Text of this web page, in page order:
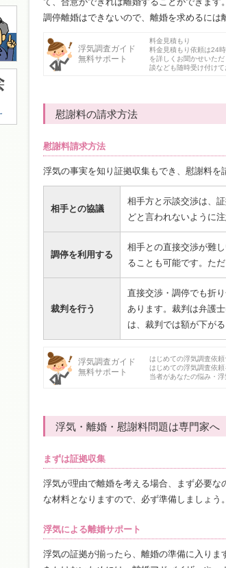
調停離婚はできないので、離婚を求めるには
浮気調査ガイド
無料サポート
料金見積もり
料金見積もり依頼は24
を詳しくお聞かせいた
談なども随時受け付け
慰謝料の請求方法
慰謝料請求方法
浮気の事実を知り証拠収集もでき、慰謝料を
相手との協議
相手方と示談交渉は、
どと言われないように注
調停を利用する
相手との直接交渉が難
ることも可能です。た
裁判を行う
直接交渉・調停でも折
あります。裁判は弁護
は、裁判では額が下が
浮気調査ガイド
無料サポート
はじめての浮気調査依頼
はじめての浮気調査依
当者があなたの悩み・
浮気・離婚・慰謝料問題は専門家へ
まずは証拠収集
浮気が理由で離婚を考える場合、まず必要
な材料となりますので、必ず準備しましょう
浮気による離婚サポート
浮気の証拠が揃ったら、離婚の準備に入り